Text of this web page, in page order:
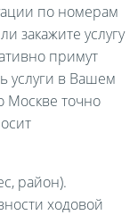
по номерам
закажите услугу
примут
услуги в Вашем
Москве точно
район).
ходовой